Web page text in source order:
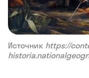
Источник https://